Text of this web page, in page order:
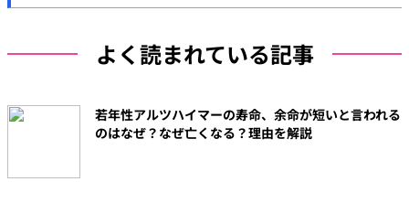
認知症と保険
認知症と費用
よく読まれている記事
若年性アルツハイマーの寿命、余命が短いと言われる
のはなぜ？なぜ亡くなる？理由を解説